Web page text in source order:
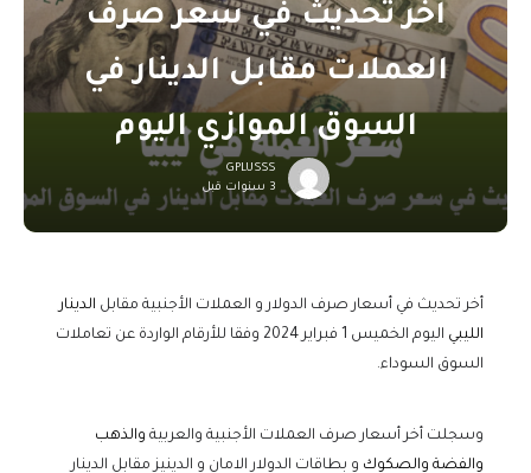
أخر تحديث في سعر صرف
العملات مقابل الدينار في
السوق الموازي اليوم
GPLUSSS
3 سنوات قبل
أخر تحديث في أسعار صرف الدولار و العملات الأجنبية مقابل الدينار
الليبي
اليوم الخميس 1 فبراير 2024 وفقا للأرقام الواردة عن تعاملات
السوق السوداء.
وسجلت أخر أسعار صرف العملات الأجنبية والعربية والذهب
والفضة والصكوك و بطاقات الدولار الامان و الدينيز مقابل الدينار